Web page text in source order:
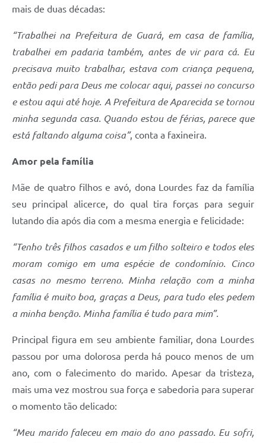
Notícias
Contato
mais de duas décadas:
“Trabalhei na Prefeitura de Guará, em casa de família,
trabalhei em padaria também, antes de vir para cá. Eu
precisava muito trabalhar, estava com criança pequena,
então pedi para Deus me colocar aqui, passei no concurso
e estou aqui até hoje. A Prefeitura de Aparecida se tornou
minha segunda casa. Quando estou de férias, parece que
está faltando alguma coisa”, conta a faxineira.
Amor pela família
Mãe de quatro filhos e avó, dona Lourdes faz da família
seu principal alicerce, do qual tira forças para seguir
lutando dia após dia com a mesma energia e felicidade:
“Tenho três filhos casados e um filho solteiro e todos eles
moram comigo em uma espécie de condomínio. Cinco
casas no mesmo terreno. Minha relação com a minha
família é muito boa, graças a Deus, para tudo eles pedem
a minha benção. Minha família é tudo para mim”.
Principal figura em seu ambiente familiar, dona Lourdes
passou por uma dolorosa perda há pouco menos de um
ano, com o falecimento do marido. Apesar da tristeza,
mais uma vez mostrou sua força e sabedoria para superar
o momento tão delicado:
“Meu marido faleceu em maio do ano passado. Eu sofri,